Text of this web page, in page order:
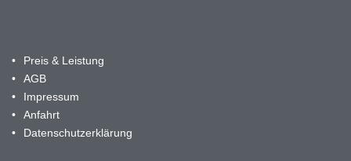
Preis & Leistung
AGB
Impressum
Anfahrt
Datenschutzerklärung